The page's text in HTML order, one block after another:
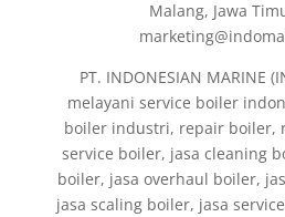
Malang, Jawa
PT. INDONESIAN MARINE
melayani service boiler
boiler industri, repair boiler,
service boiler, jasa cleaning
boiler, jasa overhaul boiler,
jasa scaling boiler, jasa